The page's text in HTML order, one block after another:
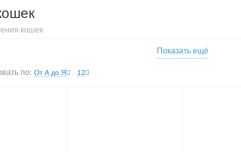
кошек
Товары для вскармливания
Показать ещё
по: От А до Я 12